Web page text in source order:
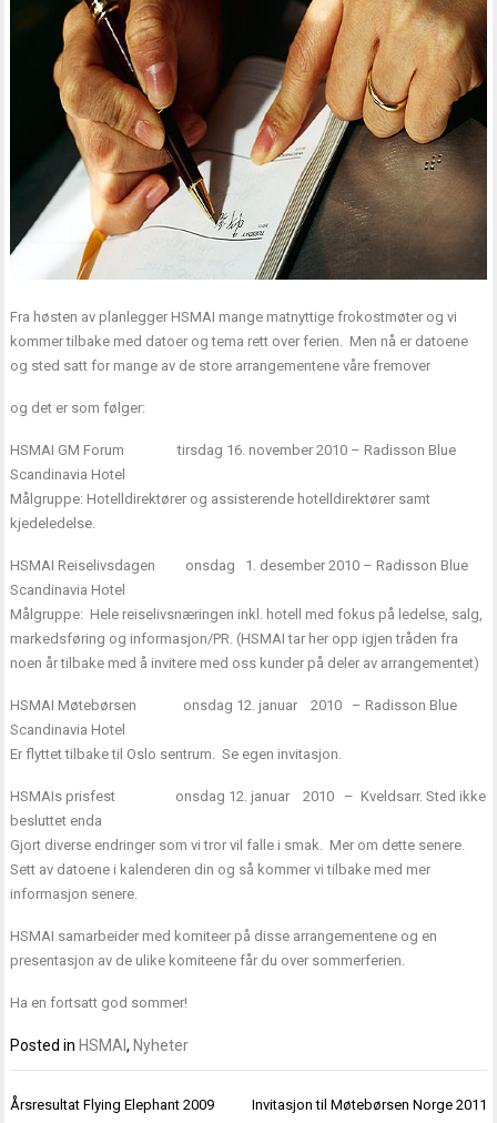
Fra høsten av planlegger HSMAI mange matnyttige frokostmøter og vi
kommer tilbake med datoer og tema rett over ferien. Men nå er datoene
og sted satt for mange av de store arrangementene våre fremover
og det er som følger:
HSMAI GM Forum tirsdag 16. november 2010 – Radisson Blue
Scandinavia Hotel
Målgruppe: Hotelldirektører og assisterende hotelldirektører samt
kjedeledelse.
HSMAI Reiselivsdagen onsdag 1. desember 2010 – Radisson Blue
Scandinavia Hotel
Målgruppe: Hele reiselivsnæringen inkl. hotell med fokus på ledelse, salg,
markedsføring og informasjon/PR. (HSMAI tar her opp igjen tråden fra
noen år tilbake med å invitere med oss kunder på deler av arrangementet)
HSMAI Møtebørsen onsdag 12. januar 2010 – Radisson Blue
Scandinavia Hotel
Er flyttet tilbake til Oslo sentrum. Se egen invitasjon.
HSMAIs prisfest onsdag 12. januar 2010 – Kveldsarr. Sted ikke
besluttet enda
Gjort diverse endringer som vi tror vil falle i smak. Mer om dette senere.
Sett av datoene i kalenderen din og så kommer vi tilbake med mer
informasjon senere.
HSMAI samarbeider med komiteer på disse arrangementene og en
presentasjon av de ulike komiteene får du over sommerferien.
Ha en fortsatt god sommer!
Posted in HSMAI, Nyheter
Innleggsnavigasjon
Årsresultat Flying Elephant 2009 Invitasjon til Møtebørsen Norge 2011